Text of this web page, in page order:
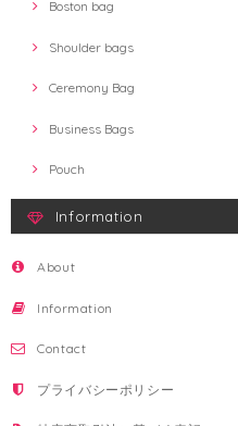
Boston bag
Shoulder bags
Ceremony Bag
Business Bags
Pouch
Information
About
Information
Contact
プライバシーポリシー